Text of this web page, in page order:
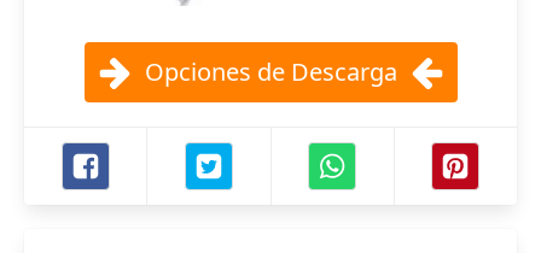
Opciones de Descarga